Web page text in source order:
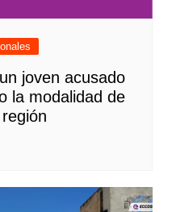
joven acusado
la modalidad de